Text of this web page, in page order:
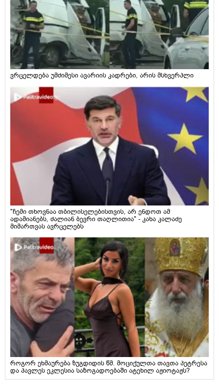
ვრცელდება უმძიმესი ავარიის კადრები, არის მსხვერპლი
"ჩემი თხოვნაა თბილისელებისთვის, არ ენდოთ ამ
ადამიანებს, ძალიან ბევრი თაღლითია" - კახა კალაძე
მიმართვას ავრცელებს
როგორ ეხმაურება ზუგდიდის წმ. მოციქულთა თავთა პეტრესა
და პავლეს ეკლესია საზოგადოებაში ატეხილ აჟიოტაჟს?